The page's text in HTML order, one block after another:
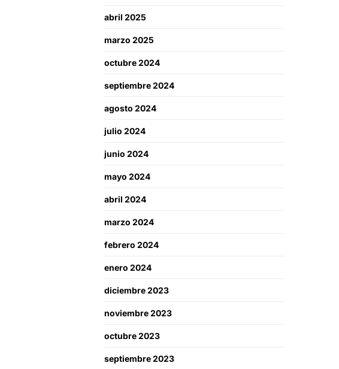
abril 2025
marzo 2025
octubre 2024
septiembre 2024
agosto 2024
julio 2024
junio 2024
mayo 2024
abril 2024
marzo 2024
febrero 2024
enero 2024
diciembre 2023
noviembre 2023
octubre 2023
septiembre 2023